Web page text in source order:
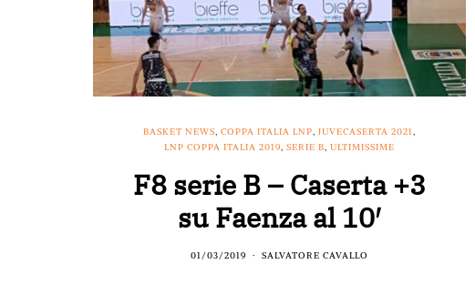
BASKET NEWS, COPPA ITALIA LNP, JUVECASERTA 2021,
LNP COPPA ITALIA 2019, SERIE B, ULTIMISSIME
F8 serie B – Caserta +3
su Faenza al 10′
01/03/2019 SALVATORE CAVALLO